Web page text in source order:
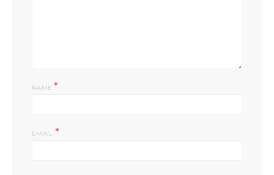
NAME*
EMAIL *